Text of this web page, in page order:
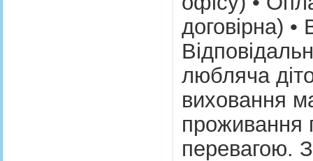
договірна) •
любляча
виховання
проживання
перевагою.